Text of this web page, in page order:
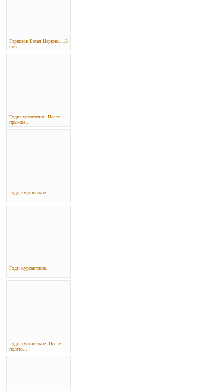
Гарнизон Белая Церковь. 13
янв...
Годи курсантские. После
прыжка...
Годы курсантские
Годы курсантские.
Годы курсантские. После
полето...